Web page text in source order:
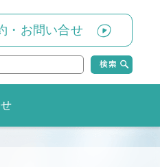
・お問い合せ